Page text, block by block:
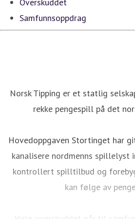
Samfunnsoppdrag
Norsk Tipping er et statlig
rekke pengespill på det
Hovedoppgaven Stortinget har
kanalisere nordmenns
kontrollert spilltilbud og
kan følge av